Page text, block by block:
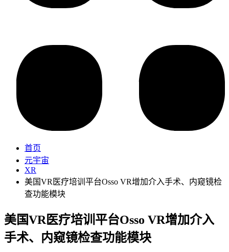
首页
元宇宙
XR
美国VR医疗培训平台Osso VR增加介入手术、内窥镜检
查功能模块
美国VR医疗培训平台Osso VR增加介入
手术、内窥镜检查功能模块